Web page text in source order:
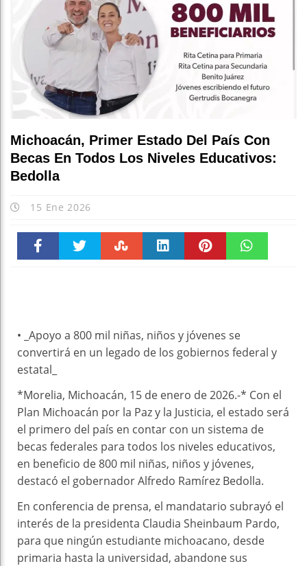
Michoacán, Primer Estado Del País Con
Becas En Todos Los Niveles Educativos:
Bedolla
15 Ene 2026
• _Apoyo a 800 mil niñas, niños y jóvenes se
convertirá en un legado de los gobiernos federal y
estatal_
*Morelia, Michoacán, 15 de enero de 2026.-* Con el
Plan Michoacán por la Paz y la Justicia, el estado será
el primero del país en contar con un sistema de
becas federales para todos los niveles educativos,
en beneficio de 800 mil niñas, niños y jóvenes,
destacó el gobernador Alfredo Ramírez Bedolla.
En conferencia de prensa, el mandatario subrayó el
interés de la presidenta Claudia Sheinbaum Pardo,
para que ningún estudiante michoacano, desde
primaria hasta la universidad, abandone sus